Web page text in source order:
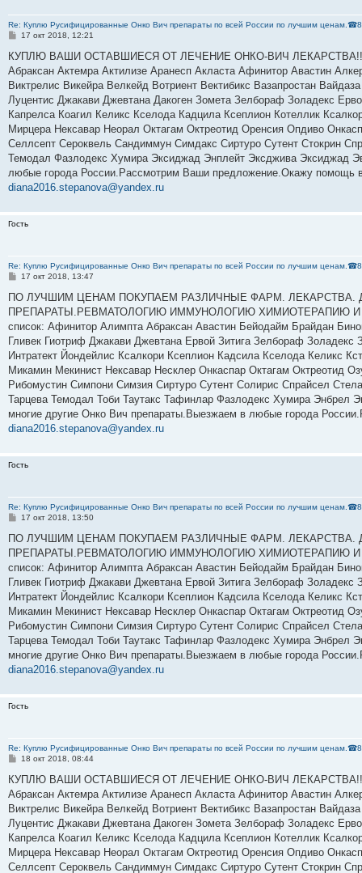
Re: Куплю Русифицированные Онко Вич препараты по всей России по лучшим
С
о
щ
е
и
е
17 окт 2018, 12:21
КУПЛЮ ВАШИ ОСТАВШИЕСЯ ОТ ЛЕЧЕНИЕ ОНКО-ВИЧ ЛЕКАРСТВА!!! По
Абраксан Актемра Актилизе Аранесп Акласта Афинитор Авастин
Виктрелис Викейра Велкейд Вотриент Вектибикс Вазапростан
Луцентис Джакави Джевтана Дакоген Зомета Зелбораф Золадекс
Капрелса Коагил Келикс Кселода Кадцила Ксеплион Котеллик
Мирцера Нексавар Неорал Октагам Октреотид Оренсия Опдиво
Селлсепт Сероквель Сандиммун Симдакс Сиртуро Сутент Стокрин
Темодал Фазлодекс Хумира Эксиджад Энплейт Эксджива Эксиджад
любые города России.Рассмотрим Ваши предложение.Окажу помощь
diana2016.stepanova@yandex.ru
Гость
Re: Куплю Русифицированные Онко Вич препараты по всей России по лучшим
С
о
щ
е
и
е
17 окт 2018, 13:47
ПО ЛУЧШИМ ЦЕНАМ ПОКУПАЕМ РАЗЛИЧНЫЕ ФАРМ. ЛЕКАРСТВА.
ПРЕПАРАТЫ.РЕВМАТОЛОГИЮ ИММУНОЛОГИЮ ХИМИОТЕРАПИЮ И
список: Афинитор Алимпта Абраксан Авастин Бейодайм Брайдан
Гливек Гиотриф Джакави Джевтана Ервой Зитига Зелбораф
Интратект Йондейлис Ксалкори Ксеплион Кадсила Кселода Келикс
Микамин Мекинист Нексавар Несклер Онкаспар Октагам Октреотид
Рибомустин Симпони Симзия Сиртуро Сутент Солирис Спрайсел
Тарцева Темодал Тоби Таутакс Тафинлар Фазлодекс Хумира Энбрел
многие другие Онко Вич препараты.Выезжаем в любые города
diana2016.stepanova@yandex.ru
Гость
Re: Куплю Русифицированные Онко Вич препараты по всей России по лучшим
С
о
щ
е
и
е
17 окт 2018, 13:50
ПО ЛУЧШИМ ЦЕНАМ ПОКУПАЕМ РАЗЛИЧНЫЕ ФАРМ. ЛЕКАРСТВА.
ПРЕПАРАТЫ.РЕВМАТОЛОГИЮ ИММУНОЛОГИЮ ХИМИОТЕРАПИЮ И
список: Афинитор Алимпта Абраксан Авастин Бейодайм Брайдан
Гливек Гиотриф Джакави Джевтана Ервой Зитига Зелбораф
Интратект Йондейлис Ксалкори Ксеплион Кадсила Кселода Келикс
Микамин Мекинист Нексавар Несклер Онкаспар Октагам Октреотид
Рибомустин Симпони Симзия Сиртуро Сутент Солирис Спрайсел
Тарцева Темодал Тоби Таутакс Тафинлар Фазлодекс Хумира Энбрел
многие другие Онко Вич препараты.Выезжаем в любые города
diana2016.stepanova@yandex.ru
Гость
Re: Куплю Русифицированные Онко Вич препараты по всей России по лучшим
С
о
щ
е
и
е
18 окт 2018, 08:44
КУПЛЮ ВАШИ ОСТАВШИЕСЯ ОТ ЛЕЧЕНИЕ ОНКО-ВИЧ ЛЕКАРСТВА!!! По
Абраксан Актемра Актилизе Аранесп Акласта Афинитор Авастин
Виктрелис Викейра Велкейд Вотриент Вектибикс Вазапростан
Луцентис Джакави Джевтана Дакоген Зомета Зелбораф Золадекс
Капрелса Коагил Келикс Кселода Кадцила Ксеплион Котеллик
Мирцера Нексавар Неорал Октагам Октреотид Оренсия Опдиво
Селлсепт Сероквель Сандиммун Симдакс Сиртуро Сутент Стокрин